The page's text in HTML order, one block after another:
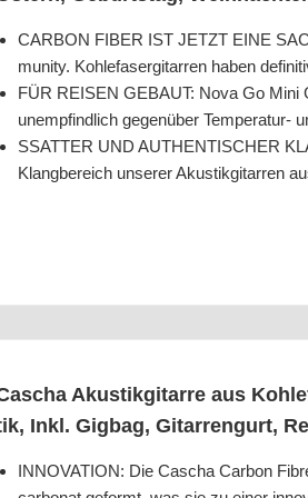
CARBON FIBER IST JETZT EINE
mu­ni­ty. Koh­le­fa­ser­gi­tar­ren haben
FÜR REISEN GEBAUT: Nova Go Mini
unemp­find­lich gegen­über Tem­pe­ra­tur-
SSATTER UND AUTHENTISCHER
Klang­be­reich unse­rer Akus­tik­gi­tar­ren
Akus­tik­gi­tar­re aus
Inkl. Gig­bag, Gitar­ren­gurt,
INNOVATION: Die Cascha Car­bon